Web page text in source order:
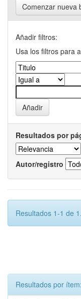
Comenzar nueva
Añadir filtros:
Usa los filtros para
Resultados por
Autor/registro
Resultados 1-1 de 1.
Resultados por ítem: